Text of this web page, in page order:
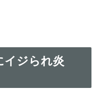
イジられ炎